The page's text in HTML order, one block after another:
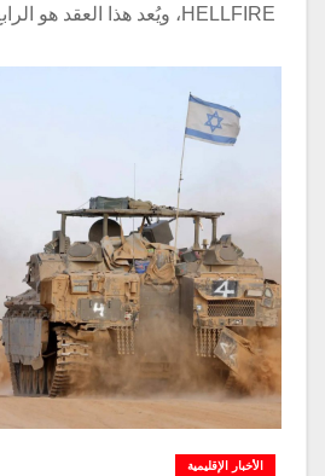
HELLFIRE، ويُعد هذا العقد هو الرابع والأخير ضمن…
الأخبار الإقليمية